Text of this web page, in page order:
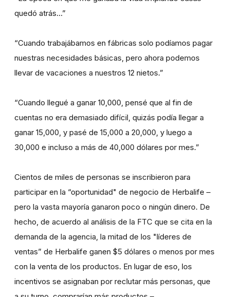
quedó atrás…”
“Cuando trabajábamos en fábricas solo podíamos pagar
nuestras necesidades básicas, pero ahora podemos
llevar de vacaciones a nuestros 12 nietos.”
“Cuando llegué a ganar 10,000, pensé que al fin de
cuentas no era demasiado difícil, quizás podía llegar a
ganar 15,000, y pasé de 15,000 a 20,000, y luego a
30,000 e incluso a más de 40,000 dólares por mes.”
Cientos de miles de personas se inscribieron para
participar en la “oportunidad" de negocio de Herbalife –
pero la vasta mayoría ganaron poco o ningún dinero. De
hecho, de acuerdo al análisis de la FTC que se cita en la
demanda de la agencia, la mitad de los "líderes de
ventas” de Herbalife ganen $5 dólares o menos por mes
con la venta de los productos. En lugar de eso, los
incentivos se asignaban por reclutar más personas, que